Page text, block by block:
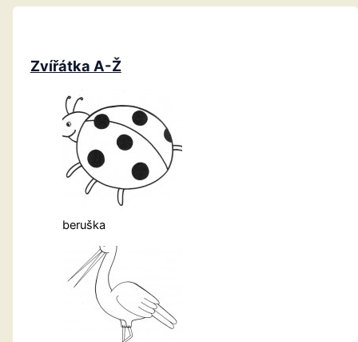
Zvířátka A-Ž
beruška